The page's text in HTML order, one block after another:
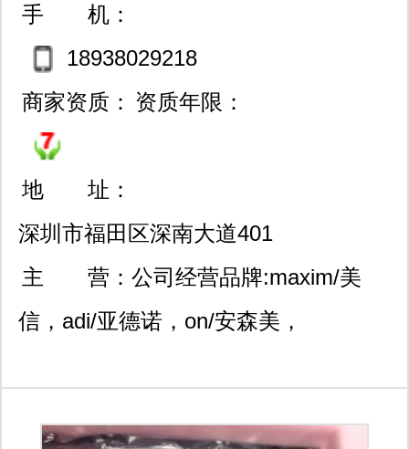
手 机：
18938029218
商家资质： 资质年限：
地 址：
深圳市福田区深南大道401
9号航天大厦a1310
主 营： 公司经营品牌:maxim/美
信，adi/亚德诺，on/安森美，